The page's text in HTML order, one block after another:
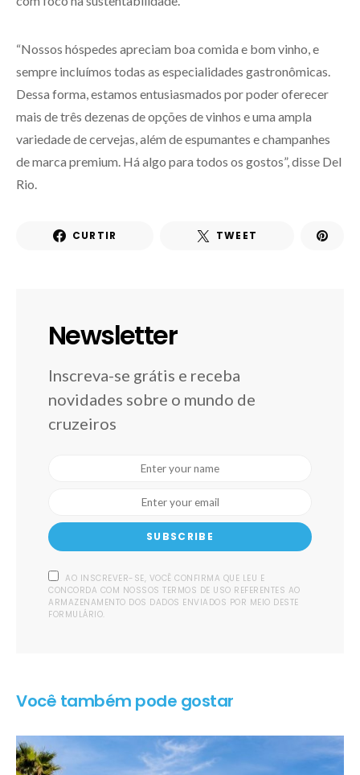
“Nossos hóspedes apreciam boa comida e bom vinho, e
sempre incluímos todas as especialidades gastronômicas.
Dessa forma, estamos entusiasmados por poder oferecer
mais de três dezenas de opções de vinhos e uma ampla
variedade de cervejas, além de espumantes e champanhes
de marca premium. Há algo para todos os gostos”, disse Del
Rio.
CURTIR TWEET
Newsletter
Inscreva-se grátis e receba
novidades sobre o mundo de
cruzeiros
SUBSCRIBE
AO INSCREVER-SE, VOCÊ CONFIRMA QUE LEU E
CONCORDA COM NOSSOS TERMOS DE USO REFERENTES AO
ARMAZENAMENTO DOS DADOS ENVIADOS POR MEIO DESTE
FORMULÁRIO.
Você também pode gostar